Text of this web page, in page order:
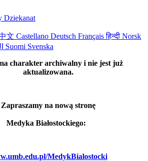
Dziekanat
文 Castellano Deutsch Françaisहिन्दी Norsk
Suomi Svenska
charakter archiwalny i nie jest już
aktualizowana.
Zapraszamy na nową stronę
Medyka Białostockiego:
MedykBialostocki